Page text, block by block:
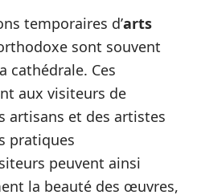
temporaires d’arts
sont souvent
cathédrale. Ces
aux visiteurs de
artisans et des artistes
pratiques
peuvent ainsi
la beauté des œuvres,